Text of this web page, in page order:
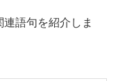
連語句を紹介しま